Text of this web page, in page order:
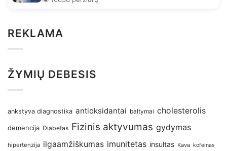
REKLAMA
ŽYMIŲ DEBESIS
ankstyva diagnostika antioksidantai baltymai cholesterolis
demencija Diabetas Fizinis aktyvumas gydymas
hipertenzija ilgaamžiškumas imunitetas insultas Kava kofeinas